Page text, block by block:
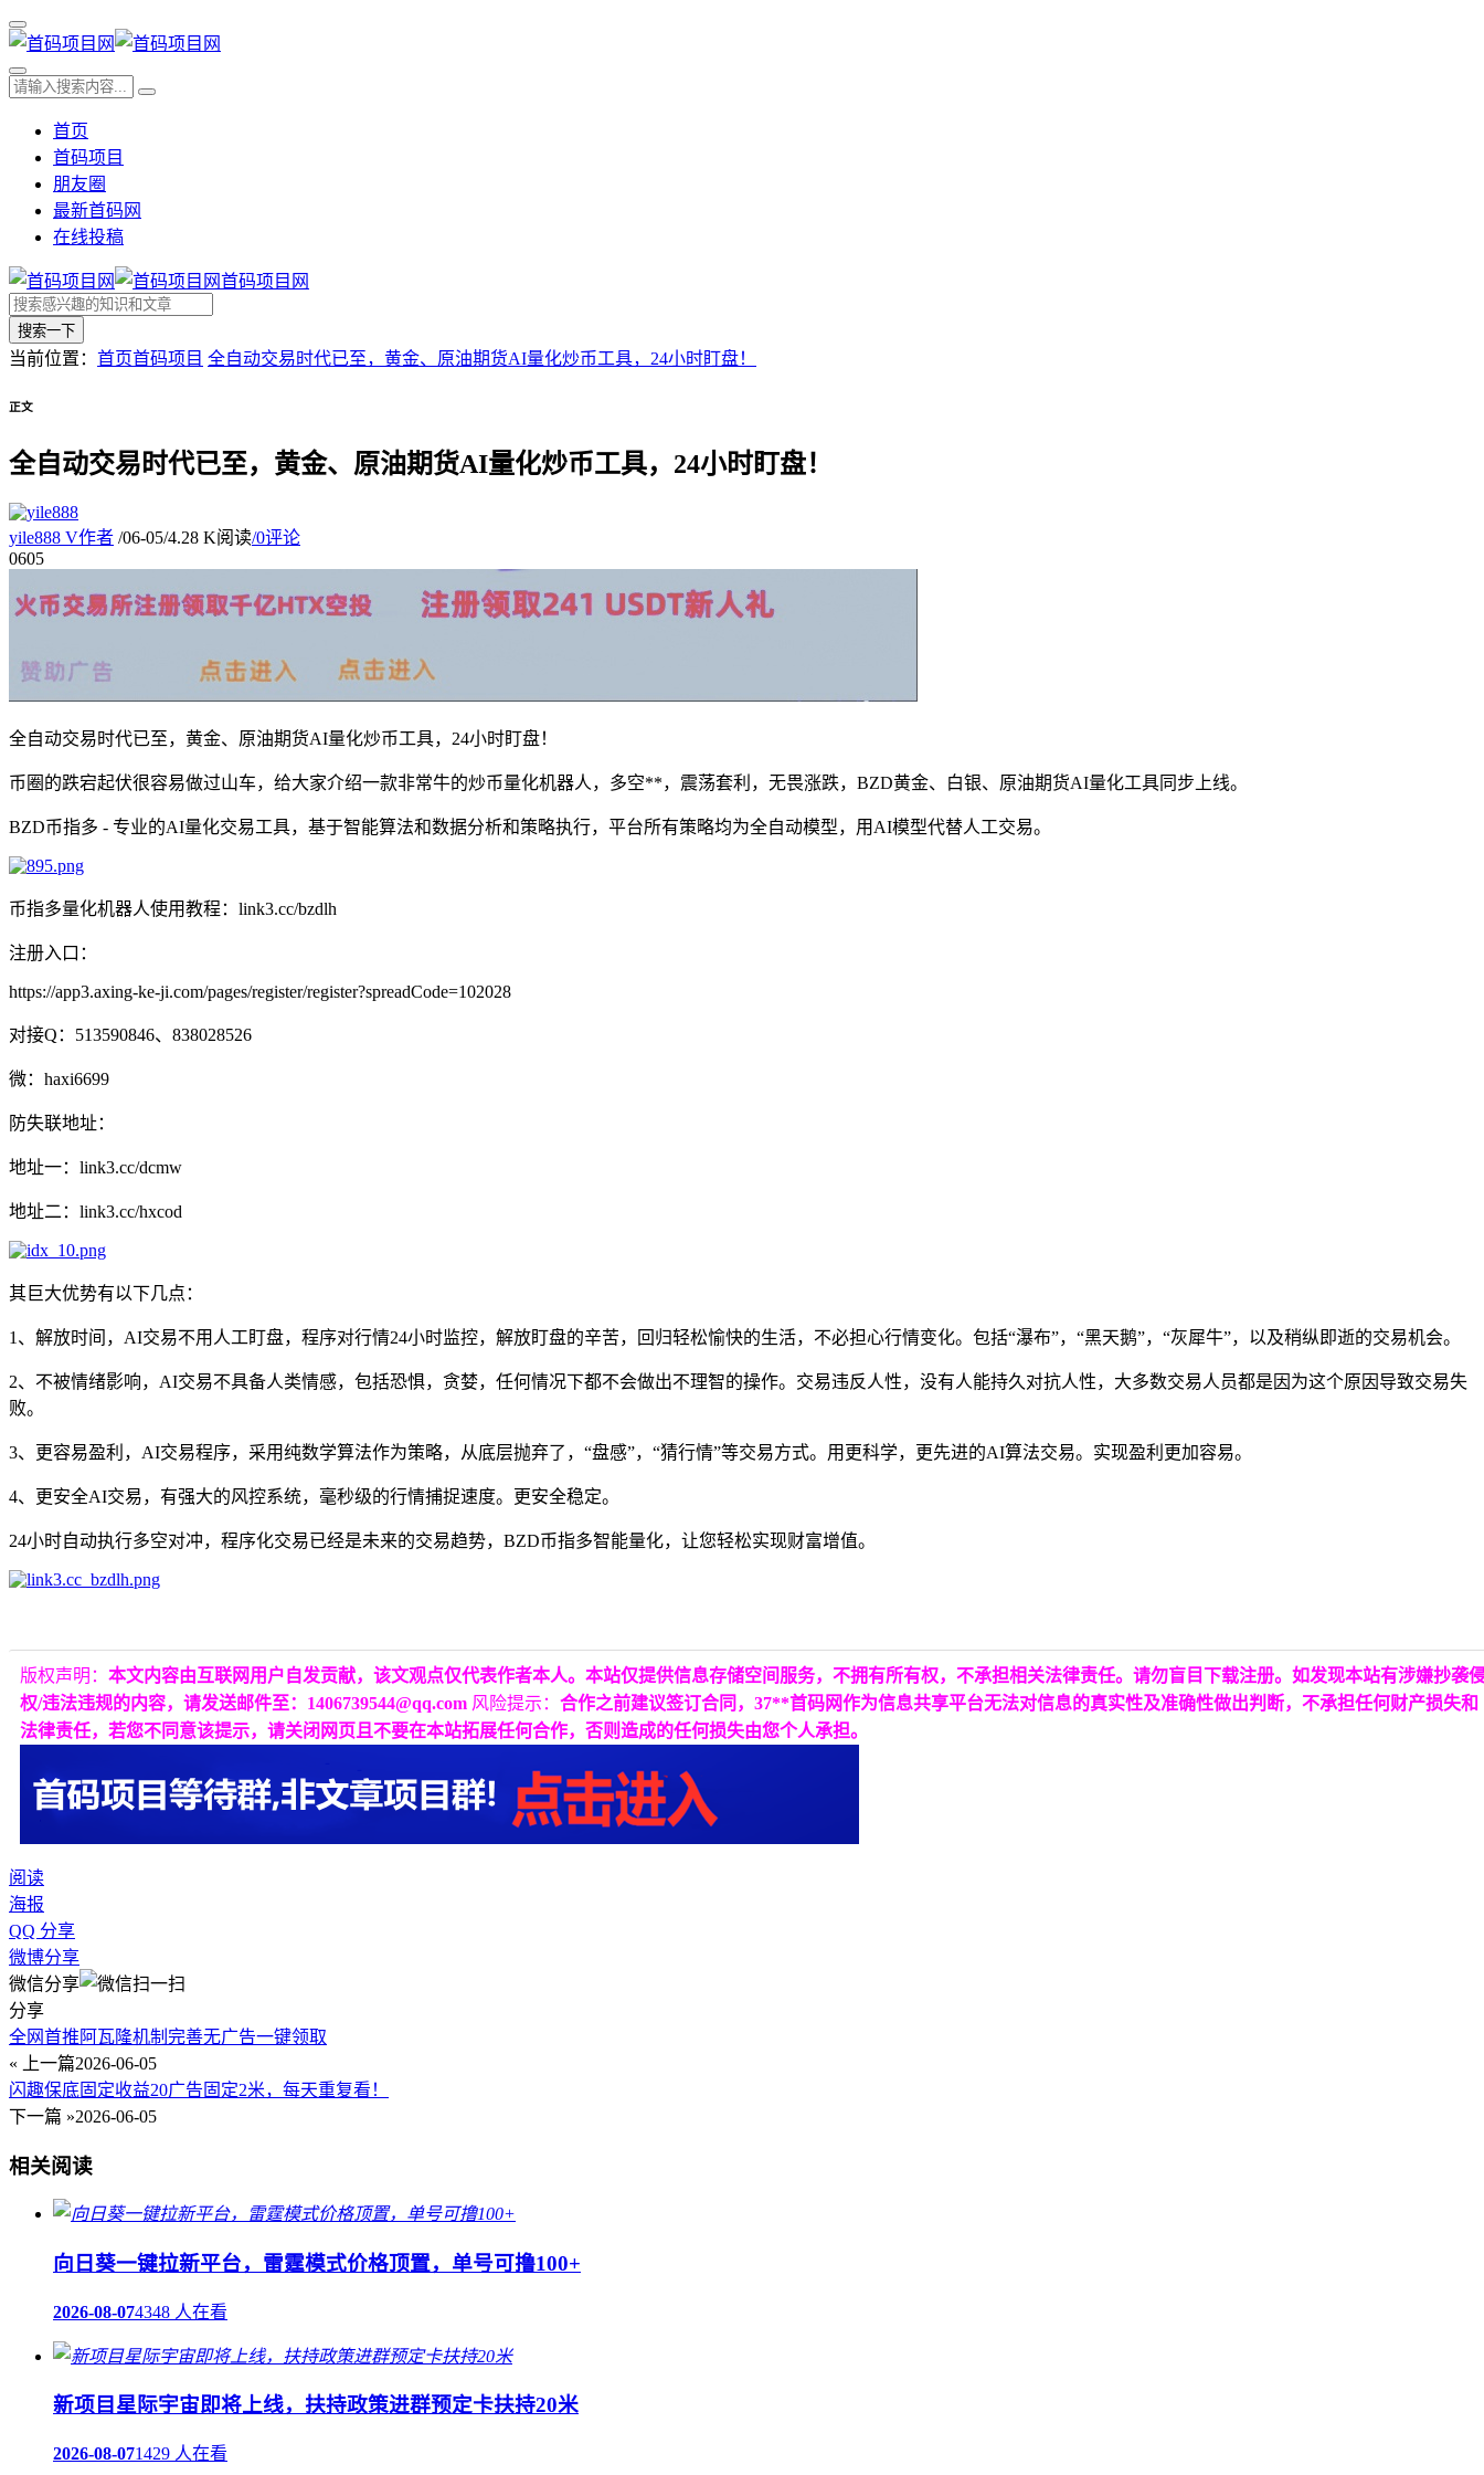
首页
首码项目
朋友圈
最新首码网
在线投稿
首码项目网
搜索一下
当前位置： 首页首码项目 全自动交易时代已至，黄金、原油期货AI量化炒币工具，24小时盯盘！
正文
全自动交易时代已至，黄金、原油期货AI量化炒币工具，24小时盯盘！
yile888 V作者 /06-05/4.28 K阅读/0评论
0605
全自动交易时代已至，黄金、原油期货AI量化炒币工具，24小时盯盘！
币圈的跌宕起伏很容易做过山车，给大家介绍一款非常牛的炒币量化机器人，多空**，震荡套利，无畏涨跌，BZD黄金、白银、原油期货AI量化工具同步上线。
BZD币指多 - 专业的AI量化交易工具，基于智能算法和数据分析和策略执行，平台所有策略均为全自动模型，用AI模型代替人工交易。
币指多量化机器人使用教程：link3.cc/bzdlh
注册入口：
https://app3.axing-ke-ji.com/pages/register/register?spreadCode=102028
对接Q：513590846、838028526
微：haxi6699
防失联地址：
地址一：link3.cc/dcmw
地址二：link3.cc/hxcod
其巨大优势有以下几点：
1、解放时间，AI交易不用人工盯盘，程序对行情24小时监控，解放盯盘的辛苦，回归轻松愉快的生活，不必担心行情变化。包括“瀑布”，“黑天鹅”，“灰犀牛”，以及稍纵即逝的交易机会。
2、不被情绪影响，AI交易不具备人类情感，包括恐惧，贪婪，任何情况下都不会做出不理智的操作。交易违反人性，没有人能持久对抗人性，大多数交易人员都是因为这个原因导致交易失
败。
3、更容易盈利，AI交易程序，采用纯数学算法作为策略，从底层抛弃了，“盘感”，“猜行情”等交易方式。用更科学，更先进的AI算法交易。实现盈利更加容易。
4、更安全AI交易，有强大的风控系统，毫秒级的行情捕捉速度。更安全稳定。
24小时自动执行多空对冲，程序化交易已经是未来的交易趋势，BZD币指多智能量化，让您轻松实现财富增值。
版权声明： 本文内容由互联网用户自发贡献，该文观点仅代表作者本人。本站仅提供信息存储空间服务，不拥有所有权，不承担相关法律责任。请勿盲目下载注册。如发现本站有涉嫌抄袭
权/违法违规的内容，请发送邮件至：1406739544@qq.com 风险提示： 合作之前建议签订合同，37**首码网作为信息共享平台无法对信息的真实性及准确性做出判断，不承担任何财产损失和
法律责任，若您不同意该提示，请关闭网页且不要在本站拓展任何合作，否则造成的任何损失由您个人承担。
阅读
海报
QQ 分享
微博分享
微信分享
分享
全网首推阿瓦隆机制完善无广告一键领取
« 上一篇2026-06-05
闪趣保底固定收益20广告固定2米，每天重复看！
下一篇 »2026-06-05
相关阅读
向日葵一键拉新平台，雷霆模式价格顶置，单号可撸100+
2026-08-074348 人在看
新项目星际宇宙即将上线，扶持政策进群预定卡扶持20米
2026-08-071429 人在看